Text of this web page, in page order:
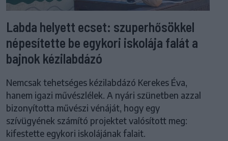
Labda helyett ecset: szuperhősökkel
népesítette be egykori iskolája falát a
bajnok kézilabdázó
Nemcsak tehetséges kézilabdázó Kerekes Éva,
hanem igazi művészlélek. A nyári szünetben azzal
bizonyította művészi vénáját, hogy egy
szívügyének számító projektet valósított meg:
kifestette egykori iskolájának falait.